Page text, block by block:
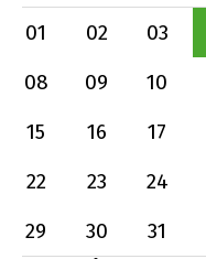
01
02 03
08
09 10
15
16 17
22
23 24
29
30 31